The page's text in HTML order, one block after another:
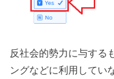
反社会的勢力に与する
ングなどに利用してい